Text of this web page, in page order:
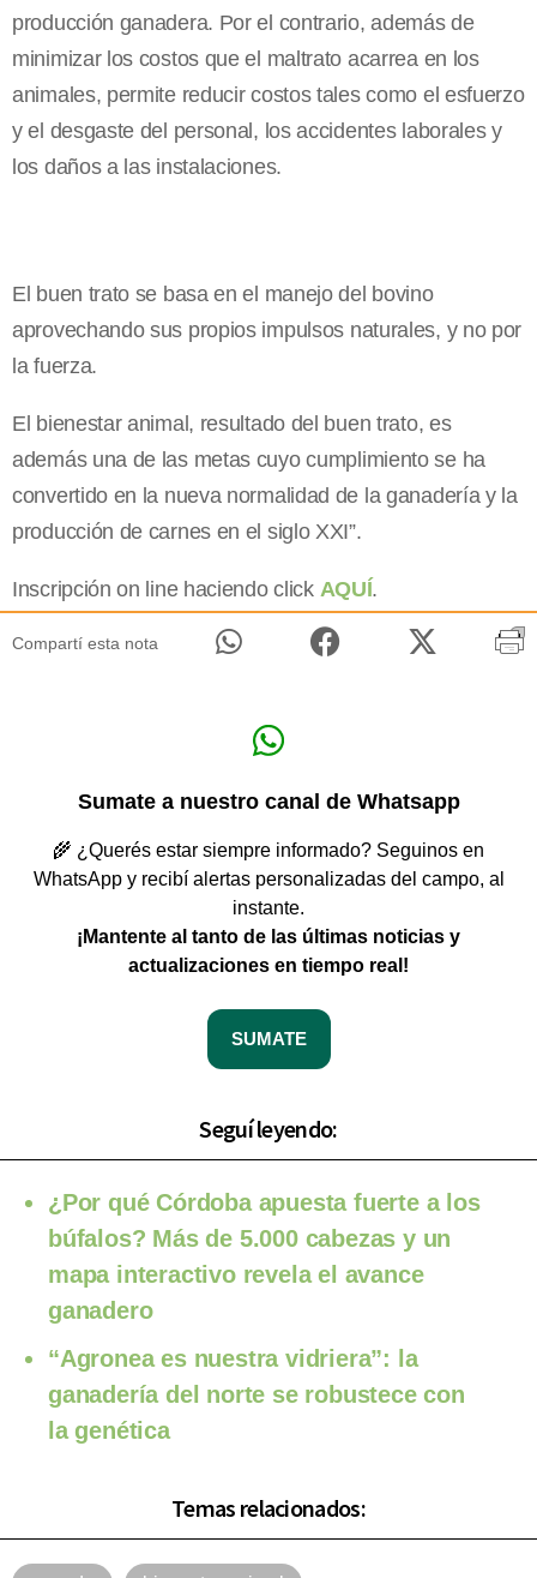
producción ganadera. Por el contrario, además de
minimizar los costos que el maltrato acarrea en los
animales, permite reducir costos tales como el esfuerzo
y el desgaste del personal, los accidentes laborales y
los daños a las instalaciones.
El buen trato se basa en el manejo del bovino
aprovechando sus propios impulsos naturales, y no por
la fuerza.
El bienestar animal, resultado del buen trato, es
además una de las metas cuyo cumplimiento se ha
convertido en la nueva normalidad de la ganadería y la
producción de carnes en el siglo XXI”.
Inscripción on line haciendo click AQUÍ.
Compartí esta nota
Sumate a nuestro canal de Whatsapp
🌾 ¿Querés estar siempre informado? Seguinos en
WhatsApp y recibí alertas personalizadas del campo, al
instante.
¡Mantente al tanto de las últimas noticias y
actualizaciones en tiempo real!
SUMATE
Seguí leyendo:
¿Por qué Córdoba apuesta fuerte a los
búfalos? Más de 5.000 cabezas y un
mapa interactivo revela el avance
ganadero
“Agronea es nuestra vidriera”: la
ganadería del norte se robustece con
la genética
Temas relacionados: